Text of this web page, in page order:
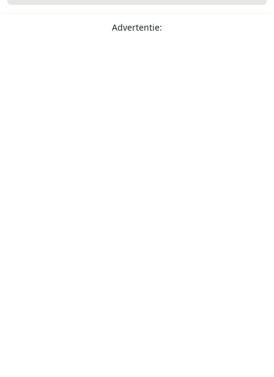
Advertentie: